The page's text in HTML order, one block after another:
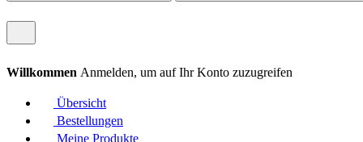
Willkommen Anmelden, um auf Ihr Konto zuzugreifen
Übersicht
Bestellungen
Meine Produkte